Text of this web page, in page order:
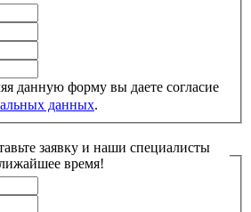
данную форму вы даете согласие
данных.
заявку и наши специалисты
время!